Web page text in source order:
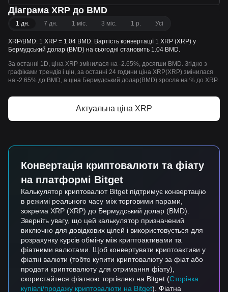
Діаграма XRP до BMD
1 дн. 7 дн. 1 міс. 3 міс. 1 р. Усі
XRP/BMD: 1 XRP = 1.04 BMD. Вартість конвертації 1 XRP (XRP) у
Бермудський долар (BMD) на сьогодні становить 1.04 BMD.
За останні 1D, ціна XRP змінилася на -2.65%, досягши BMD. Згідно з
графіками трендів і цін, за останні 24 години ціна XRP(XRP) змінилася
на -2.65% до BMD, а ціна Бермудський долар(BMD) зросла на % до XRP.
Актуальна ціна XRP
Конвертація криптовалюти та фіату
на платформі Bitget
Калькулятор криптовалют Bitget підтримує конвертацію
в режимі реального часу між торговими парами,
зокрема XRP (XRP) до Бермудський долар (BMD).
Зверніть увагу, що цей калькулятор призначений
виключно для довідкових цілей і використовується для
розрахунку курсів обміну між криптоактивами та
фіатними валютами. Щоб конвертувати криптоактиви у
фіатні валюти (тобто купити криптовалюту за фіат або
продати криптовалюту для отримання фіату),
скористайтеся фіатною торгівлею на Bitget (Сторінка
купівлі/продажу криптовалюти на Bitget). Фіатна